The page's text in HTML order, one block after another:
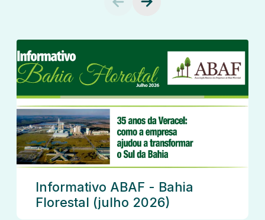
Informativo ABAF - Bahia
Florestal (julho 2026)